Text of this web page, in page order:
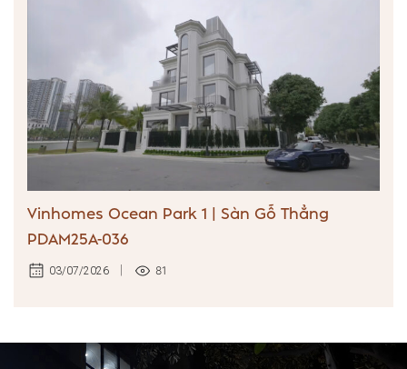
Vinhomes Ocean Park 1 | Sàn Gỗ Thẳng
PDAM25A-036
03/07/2026 81